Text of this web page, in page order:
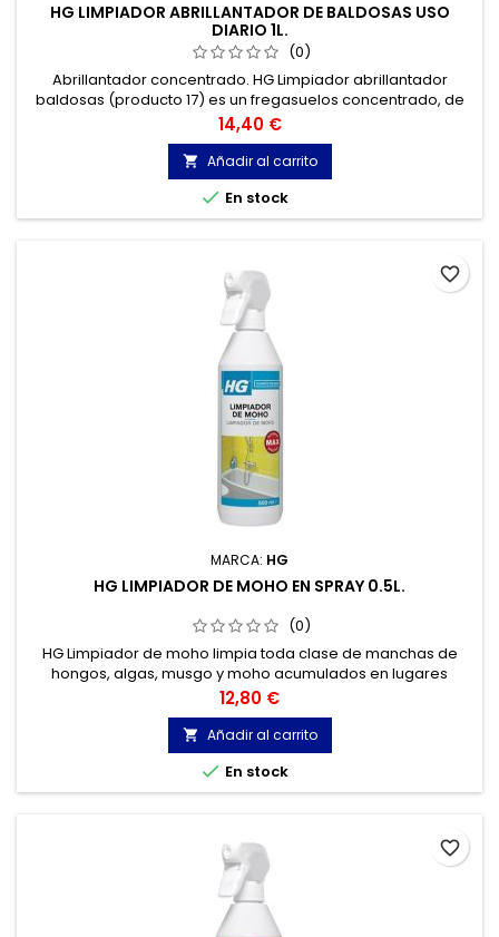
HG LIMPIADOR ABRILLANTADOR DE BALDOSAS USO
DIARIO 1L.
(0)
Abrillantador concentrado. HG Limpiador abrillantador
baldosas (producto 17) es un fregasuelos concentrado, de
aroma fresco y agradable, que repara el brillo y que se ha
formulado especialmente para la limpieza periódica de
suelos de baldosas.
Precio
14,40 €
 Añadir al carrito
 En stock
MARCA: HG
HG LIMPIADOR DE MOHO EN SPRAY 0.5L.
(0)
HG Limpiador de moho limpia toda clase de manchas de
hongos, algas, musgo y moho acumulados en lugares
húmedos, tanto en interiores como en exteriores. Ideal para
limpiar los azulejos (también apto para mármol) y las juntas
en cuartos de baño, duchas...
Precio
12,80 €
 Añadir al carrito
 En stock
favorite_border
favorite_border